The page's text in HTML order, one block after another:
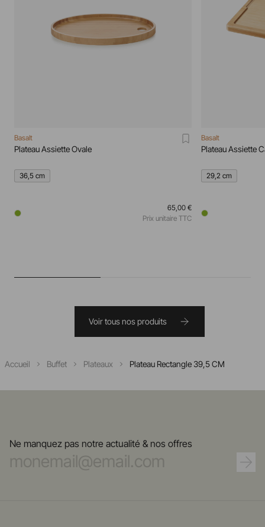
Basalt
Plateau Assiette Ovale
36,5 cm
65,00 €
Prix unitaire TTC
Basalt
Plateau Assiette
29,2 cm
Voir tous nos produits
Accueil Buffet Plateaux Plateau Rectangle 39,5 CM
Ne manquez pas notre actualité & nos offres